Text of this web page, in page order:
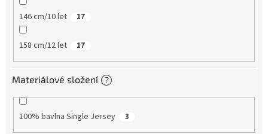
146 cm/10 let 17
158 cm/12 let 17
Materiálové složení ?
100% bavlna Single Jersey 3